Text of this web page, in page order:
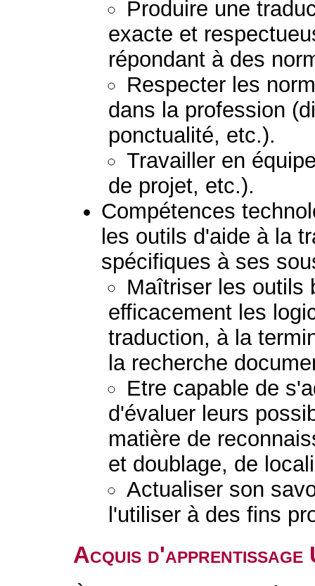
Produire une
exacte et
répondant à des
Respecter les
dans la profession
ponctualité, etc.).
Travailler en
de projet, etc.).
Compétences
les outils d'aide à la
spécifiques à ses
Maîtriser les outils
efficacement les
traduction, à la
la recherche
Etre capable de
d'évaluer leurs
matière de
et doublage, de
Actualiser son
l'utiliser à des fins
Acquis d'apprentissage